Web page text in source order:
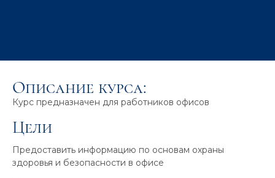
Описание курса:
Курс предназначен для работников офисов
Цели
Предоставить информацию по основам охраны
здоровья и безопасности в офисе